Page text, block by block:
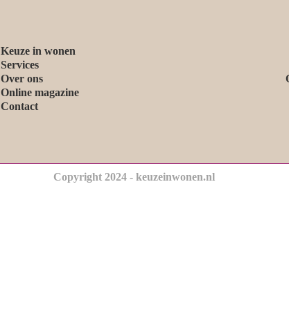
Keuze in wonen
Services
Over ons
Online magazine
Contact
Copyright 2024 - keuzeinwonen.nl